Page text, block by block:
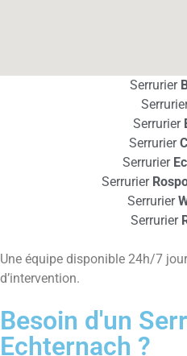
Serrurier
Serrurier
Serrurier
Serrurier
Serrurier
Serrurier
Serrurier
Une équipe disponible 24h/7
d’intervention.
Besoin d'un
Echternach ?